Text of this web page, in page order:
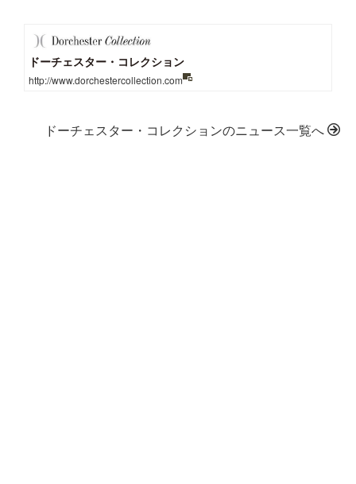
ドーチェスター・コレクション
http://www.dorchestercollection.com
ドーチェスター・コレクションのニュース一覧へ